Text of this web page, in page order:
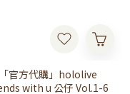
「官方代購」hololive
with u 公仔 Vol.1-6